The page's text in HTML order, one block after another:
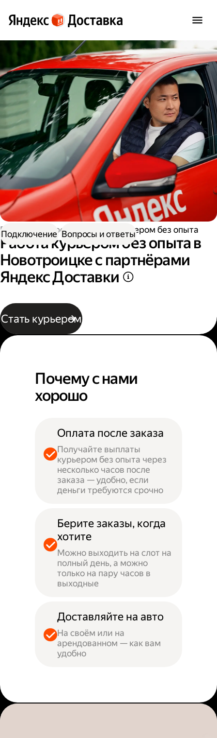
Работа курьером Работа курьером без опыта
Работа курьером без опыта в
Новотроицке с партнёрами
Яндекс Доставки
Стать курьером
Подключение Вопросы и ответы
Почему с нами
хорошо
Оплата после заказа
Получайте выплаты
курьером без опыта через
несколько часов после
заказа — удобно, если
деньги требуются срочно
Берите заказы, когда
хотите
Можно выходить на слот на
полный день, а можно
только на пару часов в
выходные
Доставляйте на авто
На своём или на
арендованном — как вам
удобно